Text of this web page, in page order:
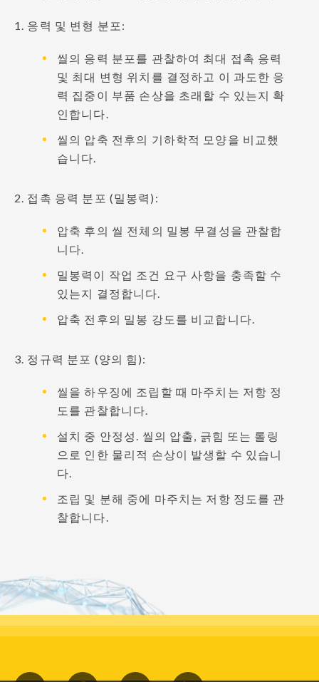
1. 응력 및 변형 분포:
씰의 응력 분포를 관찰하여 최대 접촉 응력
및 최대 변형 위치를 결정하고 이 과도한 응
력 집중이 부품 손상을 초래할 수 있는지 확
인합니다.
씰의 압축 전후의 기하학적 모양을 비교했
습니다.
2. 접촉 응력 분포 (밀봉력):
압축 후의 씰 전체의 밀봉 무결성을 관찰합
니다.
밀봉력이 작업 조건 요구 사항을 충족할 수
있는지 결정합니다.
압축 전후의 밀봉 강도를 비교합니다.
3. 정규력 분포 (양의 힘):
씰을 하우징에 조립할 때 마주치는 저항 정
도를 관찰합니다.
설치 중 안정성. 씰의 압출, 긁힘 또는 롤링
으로 인한 물리적 손상이 발생할 수 있습니
다.
조립 및 분해 중에 마주치는 저항 정도를 관
찰합니다.